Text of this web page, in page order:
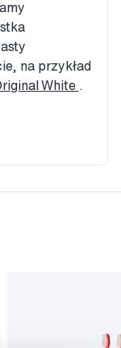
na przykład
White